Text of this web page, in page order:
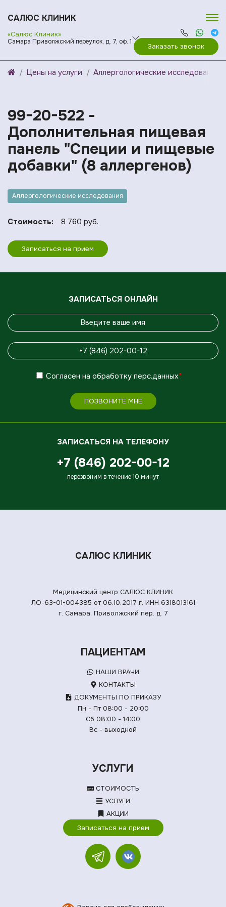
САЛЮС КЛИНИК
«Салюс Клиник»
Самара Приволжский переулок, д. 7, оф. 1
Заказать звонок
Цены на услуги Аллергологические исследования
99-20-522 -
Дополнительная пищевая
панель "Специи и пищевые
добавки" (8 аллергенов)
Аллергологические исследования
Стоимость: 8 760 руб.
Записаться на прием
ЗАПИСАТЬСЯ ОНЛАЙН
Согласен на обработку перс.данных*
ПОЗВОНИТЕ МНЕ
ЗАПИСАТЬСЯ НА ТЕЛЕФОНУ
+7 (846) 202-00-12
перезвоним в течение 10 минут
САЛЮС КЛИНИК
Медицинский центр САЛЮС КЛИНИК
ЛО-63-01-004385 от 06.10.2017 г. ИНН 6318013161
г. Самара, Приволжский пер. д. 7
ПАЦИЕНТАМ
НАШИ ВРАЧИ
КОНТАКТЫ
ДОКУМЕНТЫ ПО ПРИКАЗУ
Пн - Пт 08:00 - 20:00
Сб 08:00 - 14:00
Вс - выходной
УСЛУГИ
СТОИМОСТЬ
УСЛУГИ
АКЦИИ
Записаться на прием